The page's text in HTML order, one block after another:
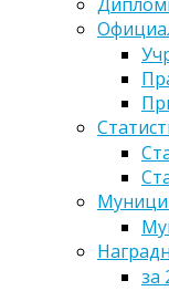
за